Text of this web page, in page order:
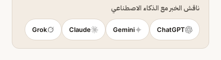
ناقش الخبر مع الذكاء الاصطناعي
ChatGPT
Gemini
Claude
Grok